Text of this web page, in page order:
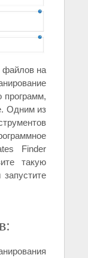
файлов на
программ,
Одним из
Finder
такую